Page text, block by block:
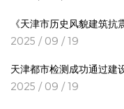
2025 / 09 / 19
天津都市检测成功通过建
2025 / 09 / 19